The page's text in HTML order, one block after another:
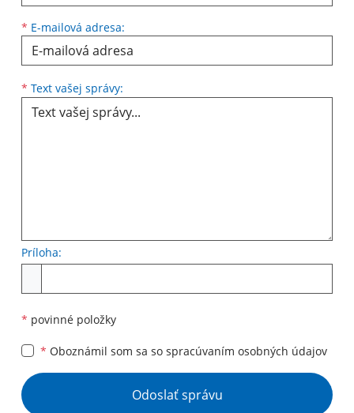
* E-mailová adresa:
* Text vašej správy:
Príloha:
* povinné položky
* Oboznámil som sa so spracúvaním osobných údajov
Odoslať správu